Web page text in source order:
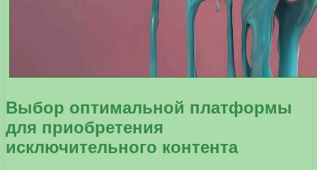
Выбор оптимальной платформы
для приобретения
исключительного контента